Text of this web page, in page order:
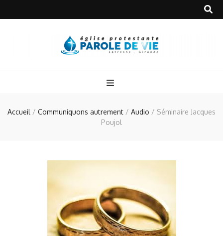
Accueil / Communiquons autrement / Audio / Séminaire Jacques
Poujol